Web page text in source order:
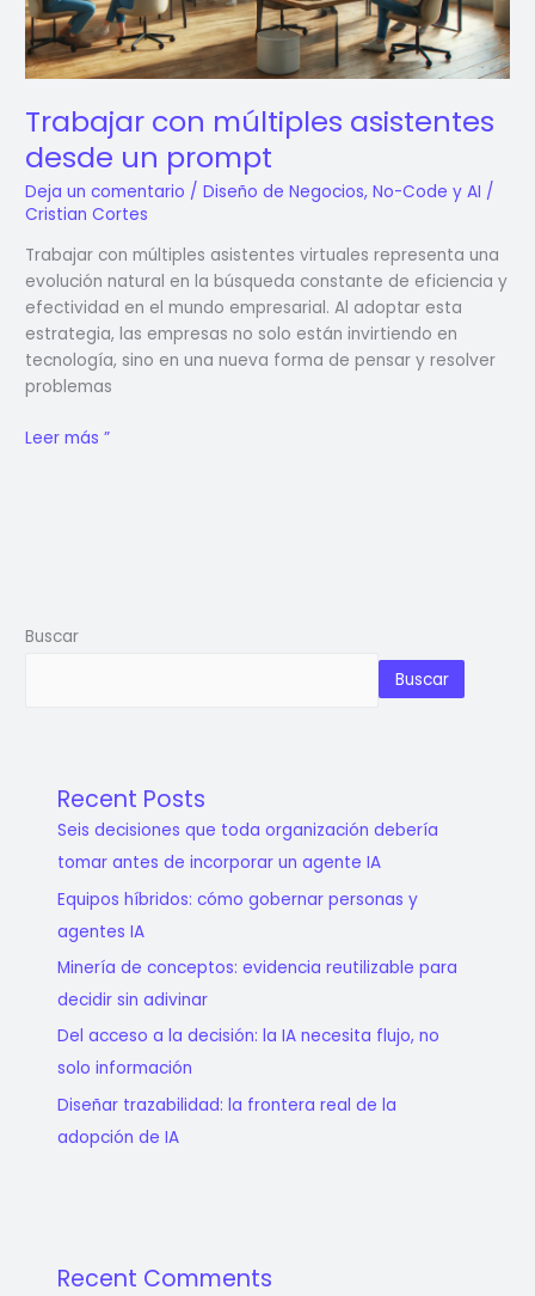
Trabajar con múltiples asistentes
desde un prompt
Deja un comentario /Diseño de Negocios,No-Code y AI /
Cristian Cortes
Trabajar con múltiples asistentes virtuales representa una
evolución natural en la búsqueda constante de eficiencia y
efectividad en el mundo empresarial. Al adoptar esta
estrategia, las empresas no solo están invirtiendo en
tecnología, sino en una nueva forma de pensar y resolver
problemas
Leer más ”
Buscar
Buscar
Recent Posts
Seis decisiones que toda organización debería
tomar antes de incorporar un agente IA
Equipos híbridos: cómo gobernar personas y
agentes IA
Minería de conceptos: evidencia reutilizable para
decidir sin adivinar
Del acceso a la decisión: la IA necesita flujo, no
solo información
Diseñar trazabilidad: la frontera real de la
adopción de IA
Recent Comments